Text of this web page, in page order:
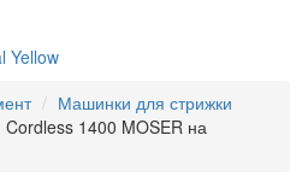
Yellow
Машинки для стрижки
1400 MOSER на